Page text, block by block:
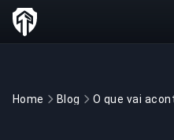
Home Blog